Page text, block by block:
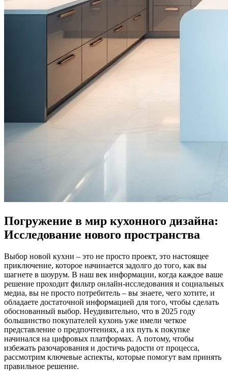
Погружение в мир кухонного дизайна:
Исследование нового пространства
Выбор новой кухни – это не просто проект, это настоящее
приключение, которое начинается задолго до того, как вы
шагнете в шоурум. В наш век информации, когда каждое ваше
решение проходит фильтр онлайн-исследования и социальных
медиа, вы не просто потребитель – вы знаете, чего хотите, и
обладаете достаточной информацией для того, чтобы сделать
обоснованный выбор. Неудивительно, что в 2025 году
большинство покупателей кухонь уже имели четкое
представление о предпочтениях, а их путь к покупке
начинался на цифровых платформах. А потому, чтобы
избежать разочарования и достичь радости от процесса,
рассмотрим ключевые аспекты, которые помогут вам принять
правильное решение.